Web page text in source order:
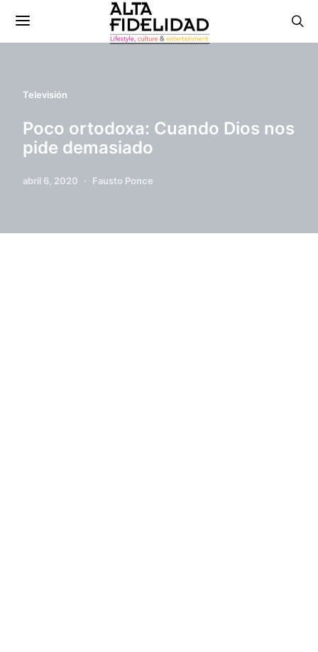
Televisión
Poco ortodoxa: Cuando Dios nos
pide demasiado
abril 6, 2020 Fausto Ponce